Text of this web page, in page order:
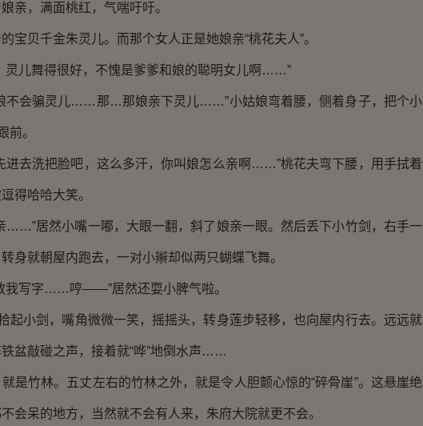
亲，满面桃红，气喘吁吁。
贝千金朱灵儿。而那个女人正是她娘亲“桃花夫人”。
儿舞得很好，不愧是爹爹和娘的聪明女儿啊……”
骗灵儿……那…那娘亲下灵儿……”小姑娘弯着腰，侧着身子，把个小
前。
洗把脸吧，这么多汗，你叫娘怎么亲啊……”桃花夫弯下腰，用手拭着
得哈哈大笑。
居然小嘴一嘟，大眼一翻，斜了娘亲一眼。然后丢下小竹剑，右手一
身就朝屋内跑去，一对小辮却似两只蝴蝶飞舞。
写字……哼——”居然还耍小脾气啦。
小剑，嘴角微微一笑，摇摇头，转身莲步轻移，也向屋内行去。远远就
盆敲碰之声，接着就“哗”地倒水声……
竹林。五丈左右的竹林之外，就是令人胆颤心惊的“碎骨崖”。这悬崖绝
会呆的地方，当然就不会有人来，朱府大院就更不会。